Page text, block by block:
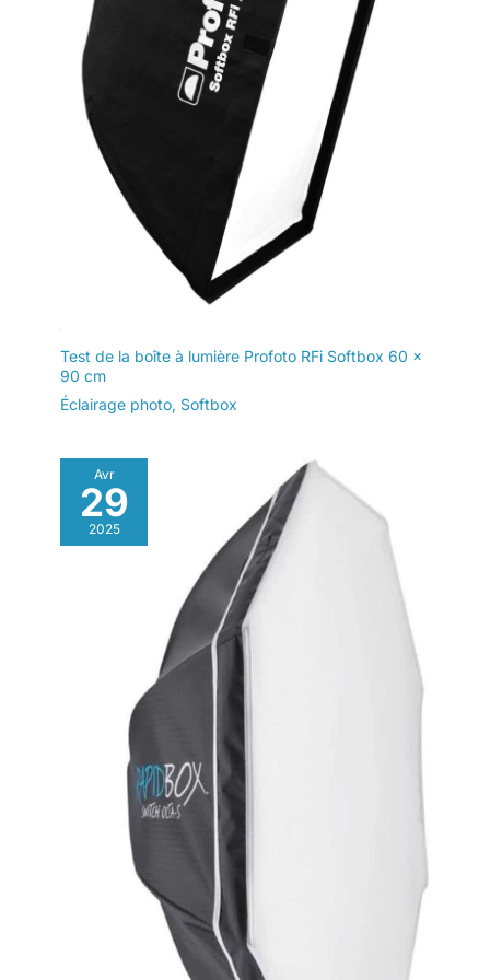
Grâce à l'adaptateur de
ZY mount(non inclus), la
lampe vidéo X60 RGB
peut également être
connectée à vos
modifiers Bowens
existants.
Test de la boîte à lumière Profoto RFi Softbox 60 x
90 cm
Éclairage photo, Softbox
Avr
29
2025